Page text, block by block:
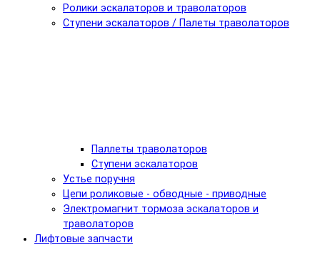
Ролики эскалаторов и траволаторов
Ступени эскалаторов / Палеты траволаторов
Паллеты траволаторов
Ступени эскалаторов
Устье поручня
Цепи роликовые - обводные - приводные
Электромагнит тормоза эскалаторов и
траволаторов
Лифтовые запчасти